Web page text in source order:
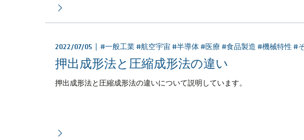
2022/07/05 | #一般工業 #航空宇宙 #半導体 #医療 #食品製造 #機械特性 #
押出成形法と圧縮成形法の違い
押出成形法と圧縮成形法の違いについて説明しています。